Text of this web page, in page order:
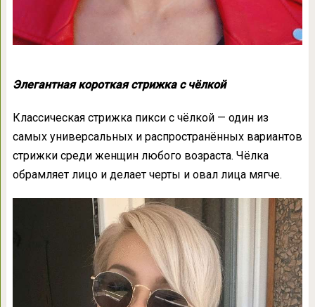
Элегантная короткая стрижка с чёлкой
Классическая стрижка пикси с чёлкой — один из
самых универсальных и распространённых вариантов
стрижки среди женщин любого возраста. Чёлка
обрамляет лицо и делает черты и овал лица мягче.